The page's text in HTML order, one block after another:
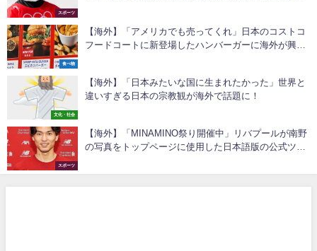
スポーツ
食べ物
【海外】「アメリカでも売ってくれ」日本のコストコ
フードコートに新登場したハンバーガーに海外が興味
文化・社会
【海外】「日本みたいな国に生まれたかった」世界と
違いすぎる日本の宗教観が海外で話題に！
スポーツ
【海外】「MINAMINO祭り開催中」リバプールが南野
の写真をトップページに使用した日本語版の公式ツイ